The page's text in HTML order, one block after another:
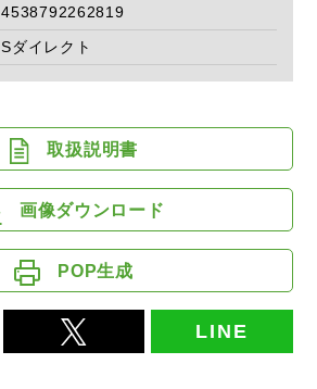
4538792262819
Sダイレクト
取扱説明書
画像ダウンロード
POP生成
LINE